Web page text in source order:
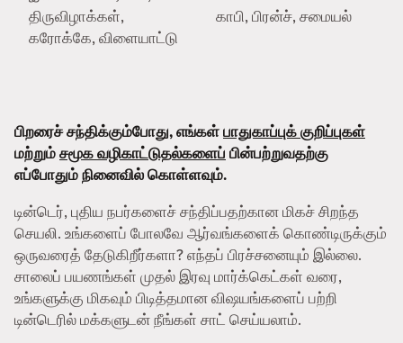
திருவிழாக்கள்,
கரோக்கே, விளையாட்டு
காபி, பிரன்ச், சமையல்
பிறரைச் சந்திக்கும்போது, எங்கள்பாதுகாப்புக் குறிப்புகள்
மற்றும்சமூக வழிகாட்டுதல்களைப் பின்பற்றுவதற்கு
எப்போதும் நினைவில் கொள்ளவும்.
டின்டெர், புதிய நபர்களைச் சந்திப்பதற்கான மிகச் சிறந்த
செயலி. உங்களைப் போலவே ஆர்வங்களைக் கொண்டிருக்கும்
ஒருவரைத் தேடுகிறீர்களா? எந்தப் பிரச்சனையும் இல்லை.
சாலைப் பயணங்கள் முதல் இரவு மார்க்கெட்கள் வரை,
உங்களுக்கு மிகவும் பிடித்தமான விஷயங்களைப் பற்றி
டின்டெரில் மக்களுடன் நீங்கள் சாட் செய்யலாம்.